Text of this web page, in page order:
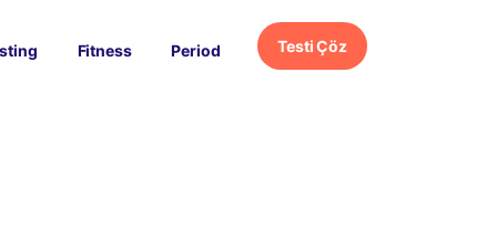
Fitness Period Testi Çöz